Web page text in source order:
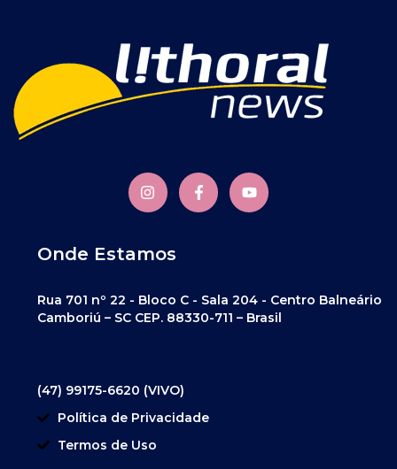
Onde Estamos
Rua 701 nº 22 - Bloco C - Sala 204 - Centro Balneário
Camboriú – SC CEP. 88330-711 – Brasil
(47) 99175-6620 (VIVO)
Política de Privacidade
Termos de Uso